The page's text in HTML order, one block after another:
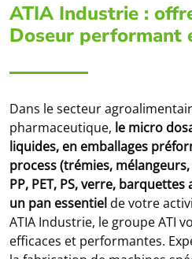
ATIA Industrie :
Doseur performant
Dans le secteur
pharmaceutique, le micro
liquides, en emballages
process (trémies,
PP, PET, PS, verre,
un pan essentielde votre
ATIA Industrie, le groupe ATI
efficaces et performantes.